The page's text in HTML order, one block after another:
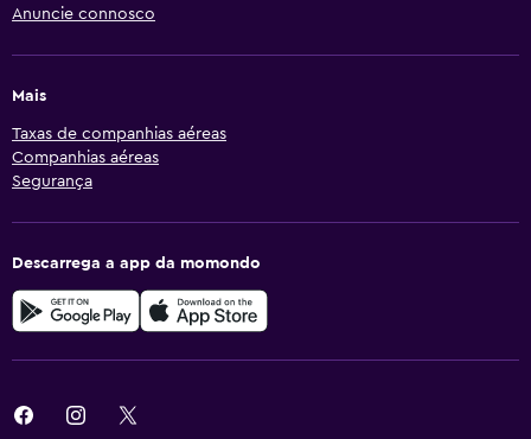
Anuncie connosco
Mais
Taxas de companhias aéreas
Companhias aéreas
Segurança
Descarrega a app da momondo